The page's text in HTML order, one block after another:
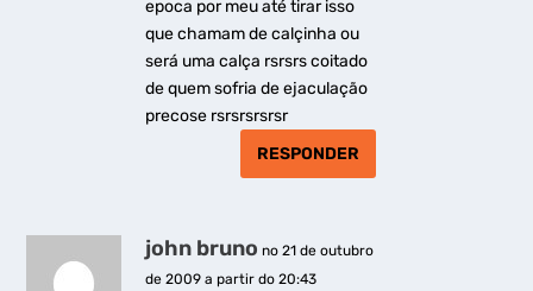
epoca por meu até tirar isso
que chamam de calçinha ou
será uma calça rsrsrs coitado
de quem sofria de ejaculação
precose rsrsrsrsrsr
RESPONDER
john bruno no 21 de outubro
de 2009 a partir do 20:43